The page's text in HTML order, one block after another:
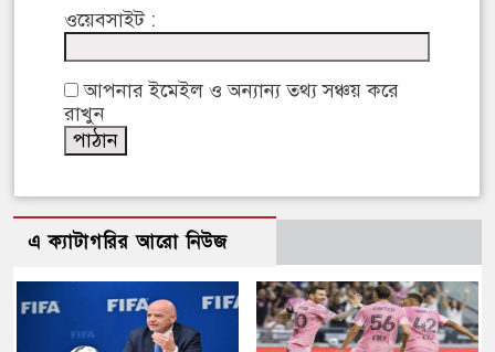
ওয়েবসাইট :
আপনার ইমেইল ও অন্যান্য তথ্য সঞ্চয় করে
রাখুন
এ ক্যাটাগরির আরো নিউজ